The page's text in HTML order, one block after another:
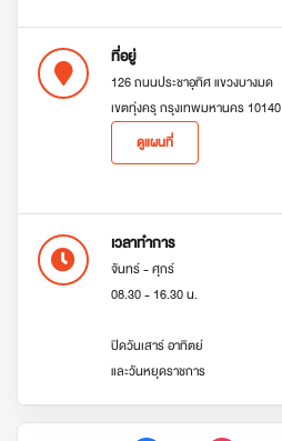
ที่อยู่
126 ถนนประชาอุทิศ แขวงบางมด
เขตทุ่งครุ กรุงเทพมหานคร 10140
ดูแผนที่
เวลาทำการ
จันทร์ - ศุกร์
08.30 - 16.30 น.
ปิดวันเสาร์ อาทิตย์
และวันหยุดราชการ